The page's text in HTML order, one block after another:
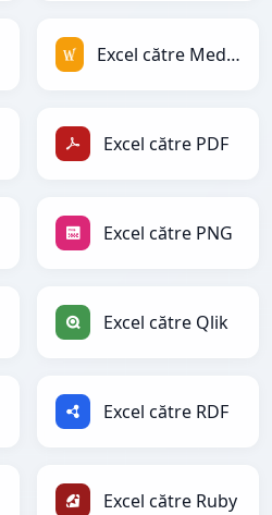
Excel către MediaWiki
Excel către PDF
Excel către PNG
Excel către Qlik
Excel către RDF
Excel către Ruby